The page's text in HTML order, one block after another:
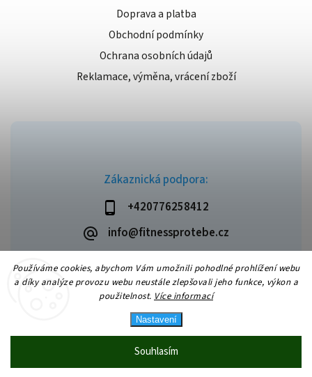
Používáme cookies, abychom Vám umožnili pohodlné prohlížení webu
a díky analýze provozu webu neustále zlepšovali jeho funkce, výkon a
použitelnost. Více informací
Nastavení
Souhlasím
Zákaznická podpora:
+420776258412
info@fitnessprotebe.cz
Doprava a platba
Obchodní podmínky
Ochrana osobních údajů
Reklamace, výměna, vrácení zboží
Copyright 2026Fitnessprotebe.cz. Všechna práva vyhrazena.
VytvořilShoptet| Design